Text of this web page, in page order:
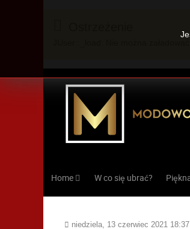
Home W co się ubrać?
niedziela, 13 czerwiec 2021 18:37